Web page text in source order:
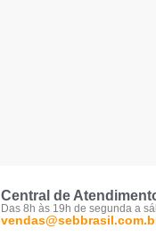
Central de
Das 8h às 19h de segunda a